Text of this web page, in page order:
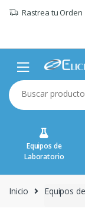
Rastrea tu Orden
Buscar
por:
Equipos de
Laboratorio
Inicio Equipos